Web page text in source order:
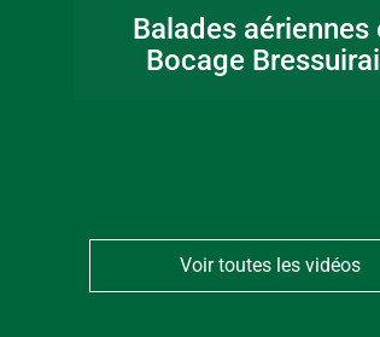
Balades aériennes
Bocage
Voir toutes les vidéos
Fête